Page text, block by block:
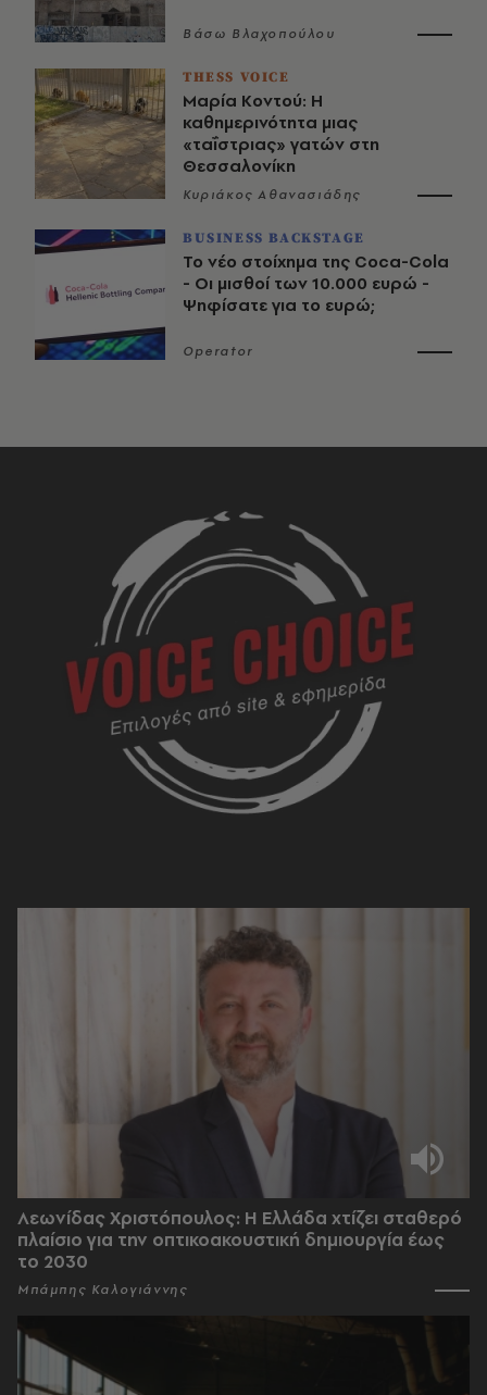
Βάσω Βλαχοπούλου
THESS VOICE
Μαρία Κοντού: Η
καθημερινότητα μιας
«ταΐστριας» γατών στη
Θεσσαλονίκη
Κυριάκος Αθανασιάδης
BUSINESS BACKSTAGE
Το νέο στοίχημα της Coca-Cola
- Οι μισθοί των 10.000 ευρώ -
Ψηφίσατε για το ευρώ;
Operator
Λεωνίδας Χριστόπουλος: Η Ελλάδα χτίζει σταθερό
πλαίσιο για την οπτικοακουστική δημιουργία έως
το 2030
Μπάμπης Καλογιάννης